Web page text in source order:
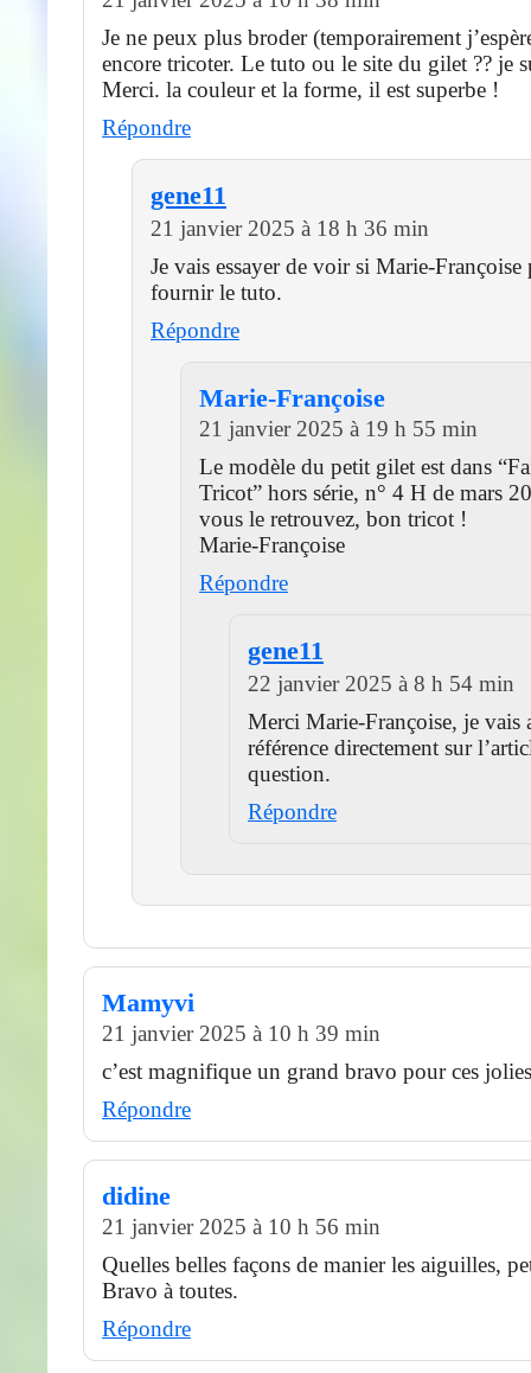
Je ne peux plus broder (temporairement
encore tricoter. Le tuto ou le site du gilet ?? je
Merci. la couleur et la forme, il est superbe !
Répondre
gene11
21 janvier 2025 à 18 h 36 min
Je vais essayer de voir si Marie-Françoise
fournir le tuto.
Répondre
Marie-Françoise
21 janvier 2025 à 19 h 55 min
Le modèle du petit gilet est dans
Tricot” hors série, n° 4 H de mars
vous le retrouvez, bon tricot !
Marie-Françoise
Répondre
gene11
22 janvier 2025 à 8 h 54 min
Merci Marie-Françoise, je vais
référence directement sur
question.
Répondre
Mamyvi
21 janvier 2025 à 10 h 39 min
c’est magnifique un grand bravo pour ces
Répondre
didine
21 janvier 2025 à 10 h 56 min
Quelles belles façons de manier les aiguilles,
Bravo à toutes.
Répondre